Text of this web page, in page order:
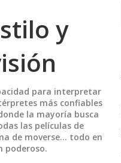
y
para interpretar
más confiables
la mayoría busca
las películas de
de moverse… todo en
poderoso.